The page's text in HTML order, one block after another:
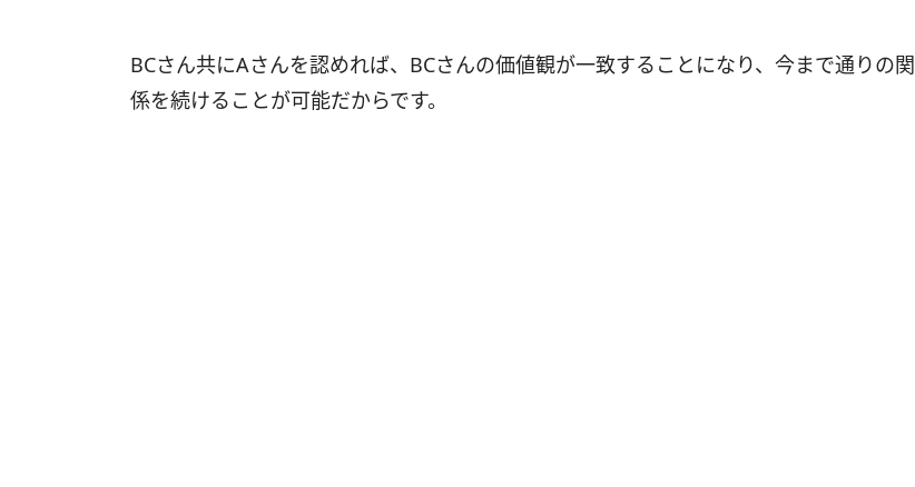
BCさん共にAさんを認めれば、BCさんの価値観が一致することになり、今まで通りの関
係を続けることが可能だからです。